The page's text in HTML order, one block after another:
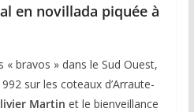
en novillada piquée à
bravos » dans le Sud Ouest,
sur les coteaux d’Arraute-
Martin et le bienveillance